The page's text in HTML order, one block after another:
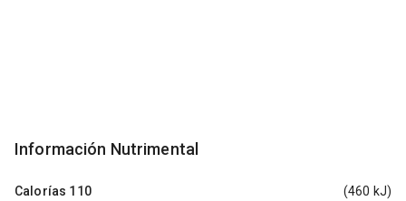
Información Nutrimental
Calorías 110 (460 kJ)